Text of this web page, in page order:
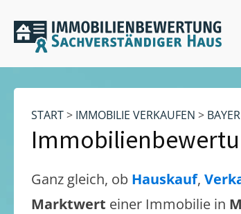
START> IMMOBILIE VERKAUFEN >
Ganz gleich, ob Hauskauf,
Marktwert einer Immobilie in